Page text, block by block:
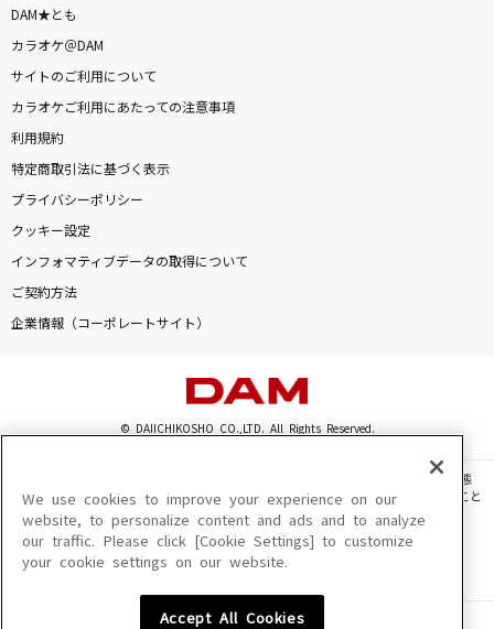
DAM★とも
カラオケ＠DAM
サイトのご利用について
カラオケご利用にあたっての注意事項
利用規約
特定商取引法に基づく表示
プライバシーポリシー
クッキー設定
インフォマティブデータの取得について
ご契約方法
企業情報（コーポレートサイト）
© DAIICHIKOSHO CO.,LTD. All Rights Reserved.
このサイトに掲載されている一切の文章・画像・写真・動画・音声等を、手段や形態
を問わず、著作権法の定める範囲を超えて無断で複製、転載、ファイル化などすること
を禁じます。
楽曲及びコンテンツは、機種によりご利用いただけない場合があります。
楽曲及びコンテンツの配信日、配信内容が変更になる場合があります。
We use cookies to improve your experience on our
website, to personalize content and ads and to analyze
our traffic. Please click [Cookie Settings] to customize
your cookie settings on our website.
Accept All Cookies